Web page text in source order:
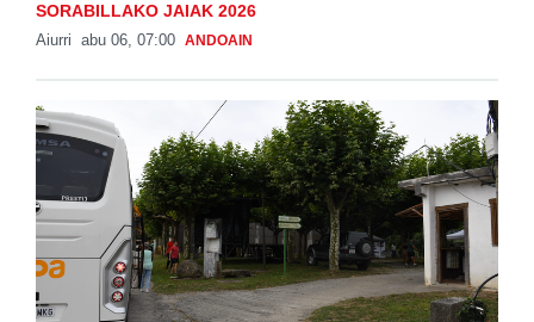
SORABILLAKO JAIAK 2026
Aiurri abu 06, 07:00 ANDOAIN